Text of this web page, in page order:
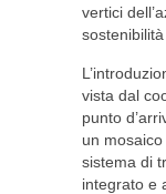
vertici
sostenibilità
vista dal
punto
un
sistema di
integrato e